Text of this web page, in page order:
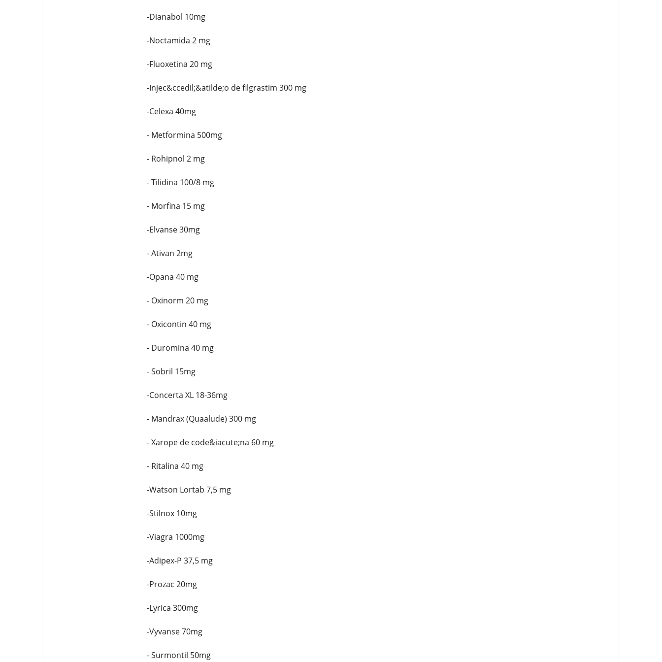
-Dianabol 10mg
-Noctamida 2 mg
-Fluoxetina 20 mg
-Injec&ccedil;&atilde;o de filgrastim 300 mg
-Celexa 40mg
- Metformina 500mg
- Rohipnol 2 mg
- Tilidina 100/8 mg
- Morfina 15 mg
-Elvanse 30mg
- Ativan 2mg
-Opana 40 mg
- Oxinorm 20 mg
- Oxicontin 40 mg
- Duromina 40 mg
- Sobril 15mg
-Concerta XL 18-36mg
- Mandrax (Quaalude) 300 mg
- Xarope de code&iacute;na 60 mg
- Ritalina 40 mg
-Watson Lortab 7,5 mg
-Stilnox 10mg
-Viagra 1000mg
-Adipex-P 37,5 mg
-Prozac 20mg
-Lyrica 300mg
-Vyvanse 70mg
- Surmontil 50mg